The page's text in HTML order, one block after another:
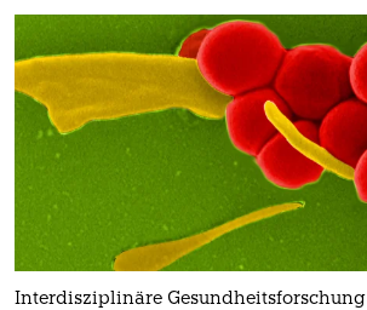
Interdisziplinäre Gesundheitsforschung